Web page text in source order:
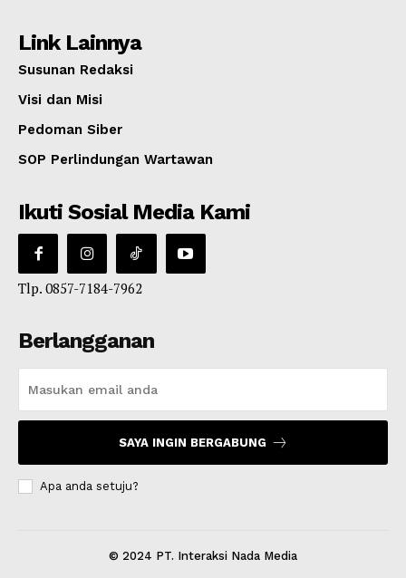
Link Lainnya
Susunan Redaksi
Visi dan Misi
Pedoman Siber
SOP Perlindungan Wartawan
Ikuti Sosial Media Kami
Tlp. 0857-7184-7962
Berlangganan
SAYA INGIN BERGABUNG
Apa anda setuju?
© 2024 PT. Interaksi Nada Media